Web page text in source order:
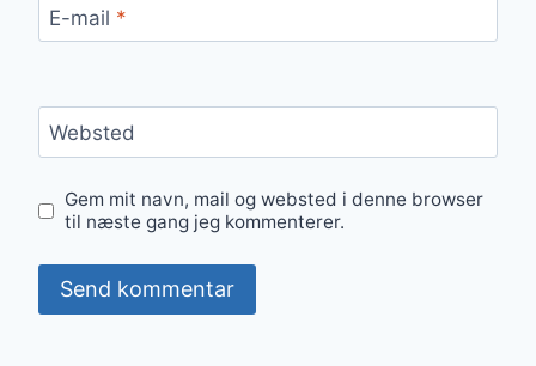
E-mail *
Websted
Gem mit navn, mail og websted i denne browser
til næste gang jeg kommenterer.